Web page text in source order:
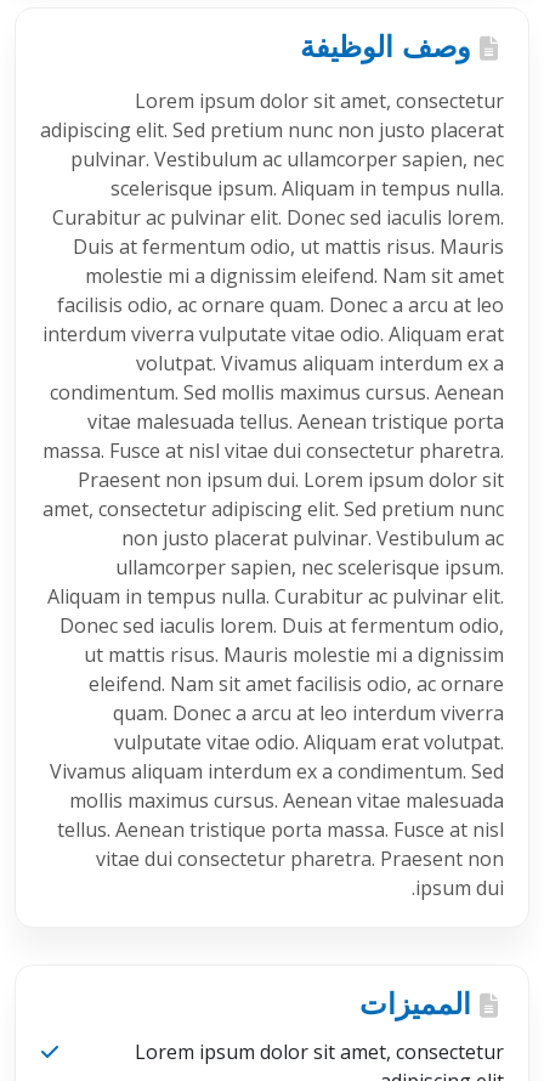
وصف الوظيفة
Lorem ipsum dolor sit amet, consectetur
adipiscing elit. Sed pretium nunc non justo placerat
pulvinar. Vestibulum ac ullamcorper sapien, nec
scelerisque ipsum. Aliquam in tempus nulla.
Curabitur ac pulvinar elit. Donec sed iaculis lorem.
Duis at fermentum odio, ut mattis risus. Mauris
molestie mi a dignissim eleifend. Nam sit amet
facilisis odio, ac ornare quam. Donec a arcu at leo
interdum viverra vulputate vitae odio. Aliquam erat
volutpat. Vivamus aliquam interdum ex a
condimentum. Sed mollis maximus cursus. Aenean
vitae malesuada tellus. Aenean tristique porta
massa. Fusce at nisl vitae dui consectetur pharetra.
Praesent non ipsum dui. Lorem ipsum dolor sit
amet, consectetur adipiscing elit. Sed pretium nunc
non justo placerat pulvinar. Vestibulum ac
ullamcorper sapien, nec scelerisque ipsum.
Aliquam in tempus nulla. Curabitur ac pulvinar elit.
Donec sed iaculis lorem. Duis at fermentum odio,
ut mattis risus. Mauris molestie mi a dignissim
eleifend. Nam sit amet facilisis odio, ac ornare
quam. Donec a arcu at leo interdum viverra
vulputate vitae odio. Aliquam erat volutpat.
Vivamus aliquam interdum ex a condimentum. Sed
mollis maximus cursus. Aenean vitae malesuada
tellus. Aenean tristique porta massa. Fusce at nisl
vitae dui consectetur pharetra. Praesent non
ipsum dui.
المميزات
Lorem ipsum dolor sit amet, consectetur